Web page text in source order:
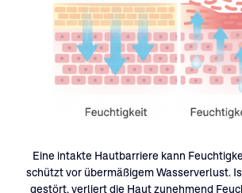
Eine intakte Hautbarriere kann
schützt vor übermäßigem Wasserverlust.
gestört, verliert die Haut zunehmend